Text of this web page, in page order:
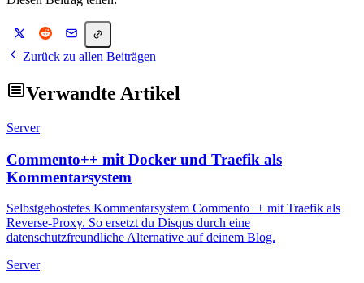
Zurück zu allen Beiträgen
Verwandte Artikel
Server
Commento++ mit Docker und Traefik als
Kommentarsystem
Selbstgehostetes Kommentarsystem Commento++ mit Traefik als
Reverse-Proxy. So ersetzt du Disqus durch eine
datenschutzfreundliche Alternative auf deinem Blog.
Server